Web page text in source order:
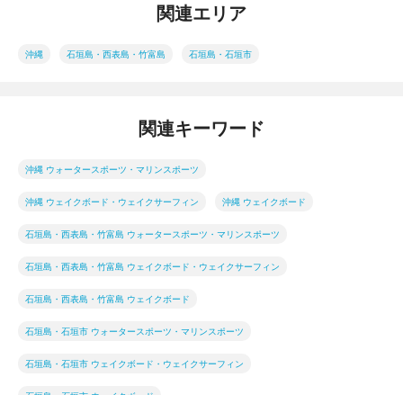
関連エリア
沖縄 石垣島・西表島・竹富島 石垣島・石垣市
関連キーワード
沖縄 ウォータースポーツ・マリンスポーツ
沖縄 ウェイクボード・ウェイクサーフィン 沖縄 ウェイクボード
石垣島・西表島・竹富島 ウォータースポーツ・マリンスポーツ
石垣島・西表島・竹富島 ウェイクボード・ウェイクサーフィン
石垣島・西表島・竹富島 ウェイクボード
石垣島・石垣市 ウォータースポーツ・マリンスポーツ
石垣島・石垣市 ウェイクボード・ウェイクサーフィン